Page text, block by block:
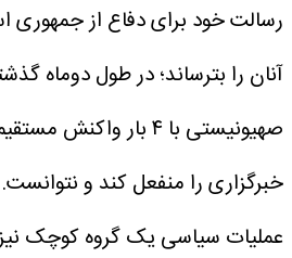
رسالت خود برای دفاع از
آنان را بترساند؛ در طول دو‌ماه
صهیونیستی با ۴ بار
خبرگزاری را منفعل کند و نتوانست.
عملیات سیاسی یک گروه کوچک